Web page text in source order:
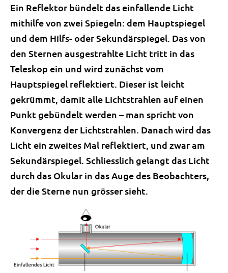
Ein Reflektor bündelt das einfallende Licht
mithilfe von zwei Spiegeln: dem Hauptspiegel
und dem Hilfs- oder Sekundärspiegel. Das von
den Sternen ausgestrahlte Licht tritt in das
Teleskop ein und wird zunächst vom
Hauptspiegel reflektiert. Dieser ist leicht
gekrümmt, damit alle Lichtstrahlen auf einen
Punkt gebündelt werden – man spricht von
Konvergenz der Lichtstrahlen. Danach wird das
Licht ein zweites Mal reflektiert, und zwar am
Sekundärspiegel. Schliesslich gelangt das Licht
durch das Okular in das Auge des Beobachters,
der die Sterne nun grösser sieht.